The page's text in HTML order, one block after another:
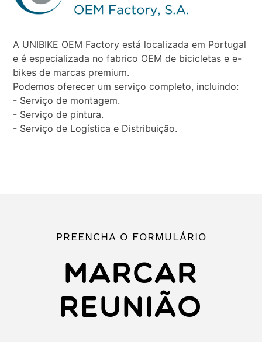
A UNIBIKE OEM Factory está localizada em Portugal
e é especializada no fabrico OEM de bicicletas e e-
bikes de marcas premium.
Podemos oferecer um serviço completo, incluindo:
- Serviço de montagem.
- Serviço de pintura.
- Serviço de Logística e Distribuição.
PREENCHA O FORMULÁRIO
MARCAR
REUNIÃO